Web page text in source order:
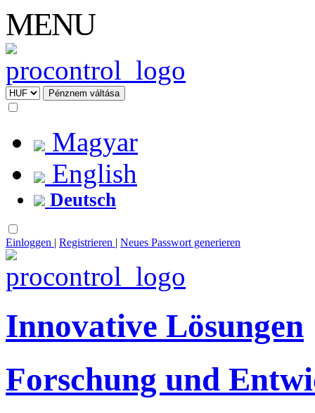
MENU
Magyar
English
Deutsch
Einloggen | Registrieren | Neues Passwort generieren
Innovative Lösungen
Forschung und